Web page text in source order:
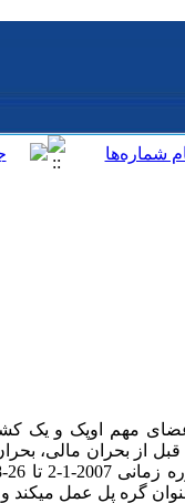
مهم اوپک و یک
بحران مالی، بحران
گره پل عمل می­کند